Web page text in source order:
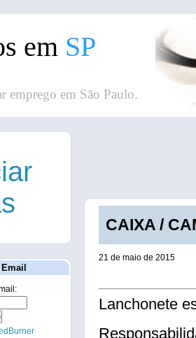
em SP
emprego em São Paulo.
CAIXA /
21 de maio de 2015
Lanchonete